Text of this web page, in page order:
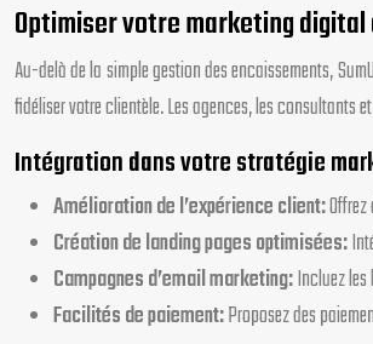
Optimiser votre marketing
Au-delà de la simple gestion des encaissements,
fidéliser votre clientèle. Les agences, les consultants
Intégration dans votre stratégie
Amélioration de l’expérience client:
Création de landing pages optimisées:
Campagnes d’email marketing:Incluez
Facilités de paiement:Proposez des